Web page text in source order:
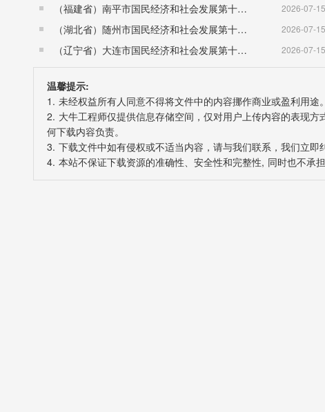
（福建省）南平市国民经济和社会发展第十五个五年规划纲要 2026-07-15
（湖北省）随州市国民经济和社会发展第十五个五年规划纲要 2026-07-15
（辽宁省）大连市国民经济和社会发展第十五个五年规划纲要 2026-07-15
温馨提示:
1. 未经权益所有人同意不得将文件中的内容挪作商业或盈利用途。
2. 大牛工程师仅提供信息存储空间，仅对用户上传内容的表现
何下载内容负责。
3. 下载文件中如有侵权或不适当内容，请与我们联系，我们立即
4. 本站不保证下载资源的准确性、安全性和完整性, 同时也不承